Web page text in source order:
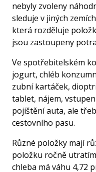
nebyly zvoleny
sleduje v jiných
která rozděluje
jsou zastoupeny
Ve spotřebitelském
jogurt, chléb
zubní kartáček,
tablet, nájem,
pojištění auta, ale
cestovního pasu.
Různé položky mají
položku ročně
chleba má váhu 4,72